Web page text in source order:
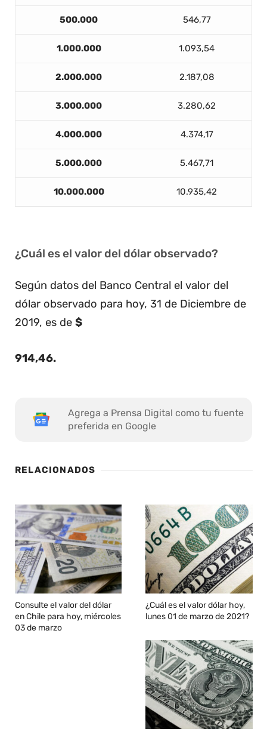
500.000 546,77
1.000.000 1.093,54
2.000.000 2.187,08
3.000.000 3.280,62
4.000.000 4.374,17
5.000.000 5.467,71
10.000.000 10.935,42
¿Cuál es el valor del dólar observado?
Según datos del Banco Central el valor del
dólar observado para hoy, 31 de Diciembre de
2019, es de $
914,46.
Agrega a Prensa Digital como tu fuente
preferida en Google
RELACIONADOS
Consulte el valor del dólar
en Chile para hoy, miércoles
03 de marzo
¿Cuál es el valor dólar hoy,
lunes 01 de marzo de 2021?